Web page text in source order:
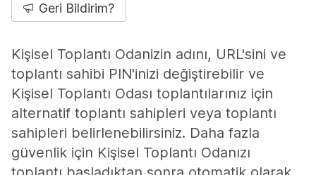
Geri Bildirim?
Kişisel Toplantı Odanizin adını, URL'sini ve
toplantı sahibi PIN'inizi değiştirebilir ve
Kişisel Toplantı Odası toplantılarınız için
alternatif toplantı sahipleri veya toplantı
sahipleri belirlenebilirsiniz. Daha fazla
güvenlik için Kişisel Toplantı Odanızı